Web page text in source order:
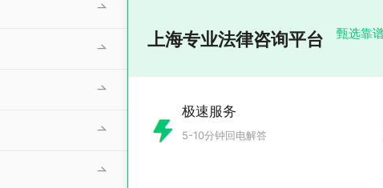
上海专业法律咨询平台 甄选靠
极速服务
5-10分钟回电解答